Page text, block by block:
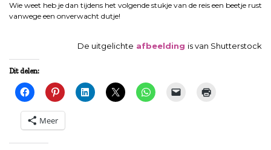
Wie weet heb je dan tijdens het volgende stukje van de reis een beetje rust
vanwege een onverwacht dutje!
De uitgelichte afbeelding is van Shutterstock
Dit delen:
Meer